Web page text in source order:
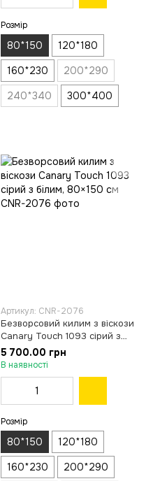
Розмір
80*150
120*180
160*230
200*290
240*340
300*400
Артикул: CNR-2076
Безворсовий килим з віскози
Canary Touch 1093 сірий з
білим, 80×150 см
5 700.00 грн
В наявності
Розмір
80*150
120*180
160*230
200*290